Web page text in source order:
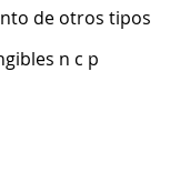
de otros tipos
n c p